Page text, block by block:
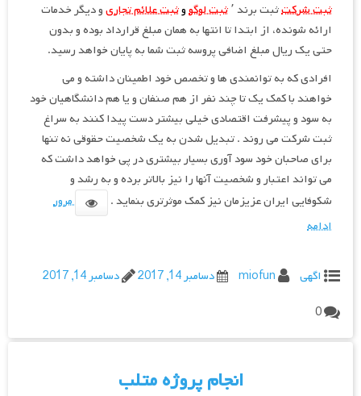
ثبت شرکتثبت برند ٬ ثبت لوگووثبت علائم تجاریو دیگر خدمات
ارائه شونده، از ابتدا تا انتها به همان مبلغ قرارداد بوده و بدون
حتی یک ریال مبلغ اضافی پروسه ثبت شما به پایان خواهد رسید.
افرادی که به توانمندی ها و تخصص خود اطمینان داشته و می
خواهند با کمک یک تا چند نفر از هم صنفان و یا هم دانشگاهیان خود
به سود و پیشرفت اقتصادی خیلی بیشتر دست پیدا کنند به سراغ
ثبت شرکت می روند . تبدیل شدن به یک شخصیت حقوقی نه تنها
برای صاحبان خود سود آوری بسیار بیشتری در پی خواهد داشت که
می تواند اعتبار و شخصیت آنها را نیز بالاتر برده و به رشد و
شکوفایی ایران عزیزمان نیز کمک موثرتری بنماید .
مرور
ادامه
اگهی miofun دسامبر 14, 2017
دسامبر 14, 2017
0
انجام پروژه متلب